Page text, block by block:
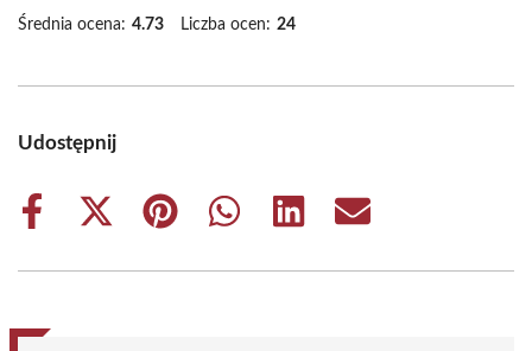
Średnia ocena: 4.73 Liczba ocen: 24
Udostępnij
Share
Share
(Twitter)
Share
Share
Share
Share